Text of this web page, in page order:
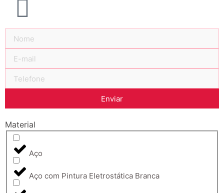
Enviar
Material
Aço
Aço com Pintura Eletrostática Branca